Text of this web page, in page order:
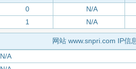
0
N/A
1 N/A
网站 www.snpri.com IP信
N/A